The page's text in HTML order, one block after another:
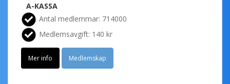
A-KASSA
Antal medlemmar: 714000
Medlemsavgift: 140 kr
Mer info Medlemskap